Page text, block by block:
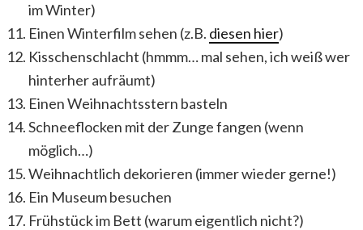
im Winter)
Einen Winterfilm sehen (z.B. diesen hier)
Kisschenschlacht (hmmm… mal sehen, ich weiß wer
hinterher aufräumt)
Einen Weihnachtsstern basteln
Schneeflocken mit der Zunge fangen (wenn
möglich…)
Weihnachtlich dekorieren (immer wieder gerne!)
Ein Museum besuchen
Frühstück im Bett (warum eigentlich nicht?)